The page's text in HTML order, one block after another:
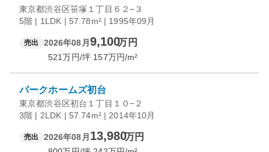
東京都渋谷区笹塚１丁目６２−３
5階 | 1LDK | 57.78m² | 1995年09月
売出 2026年08月 9,100万円
521万円/坪 157万円/m²
パークホームズ初台
東京都渋谷区初台１丁目１０−２
3階 | 2LDK | 57.74m² | 2014年10月
売出 2026年08月 13,980万円